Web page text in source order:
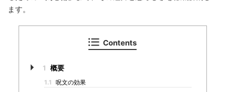
ます。
Contents
1 概要
1.1 呪文の効果